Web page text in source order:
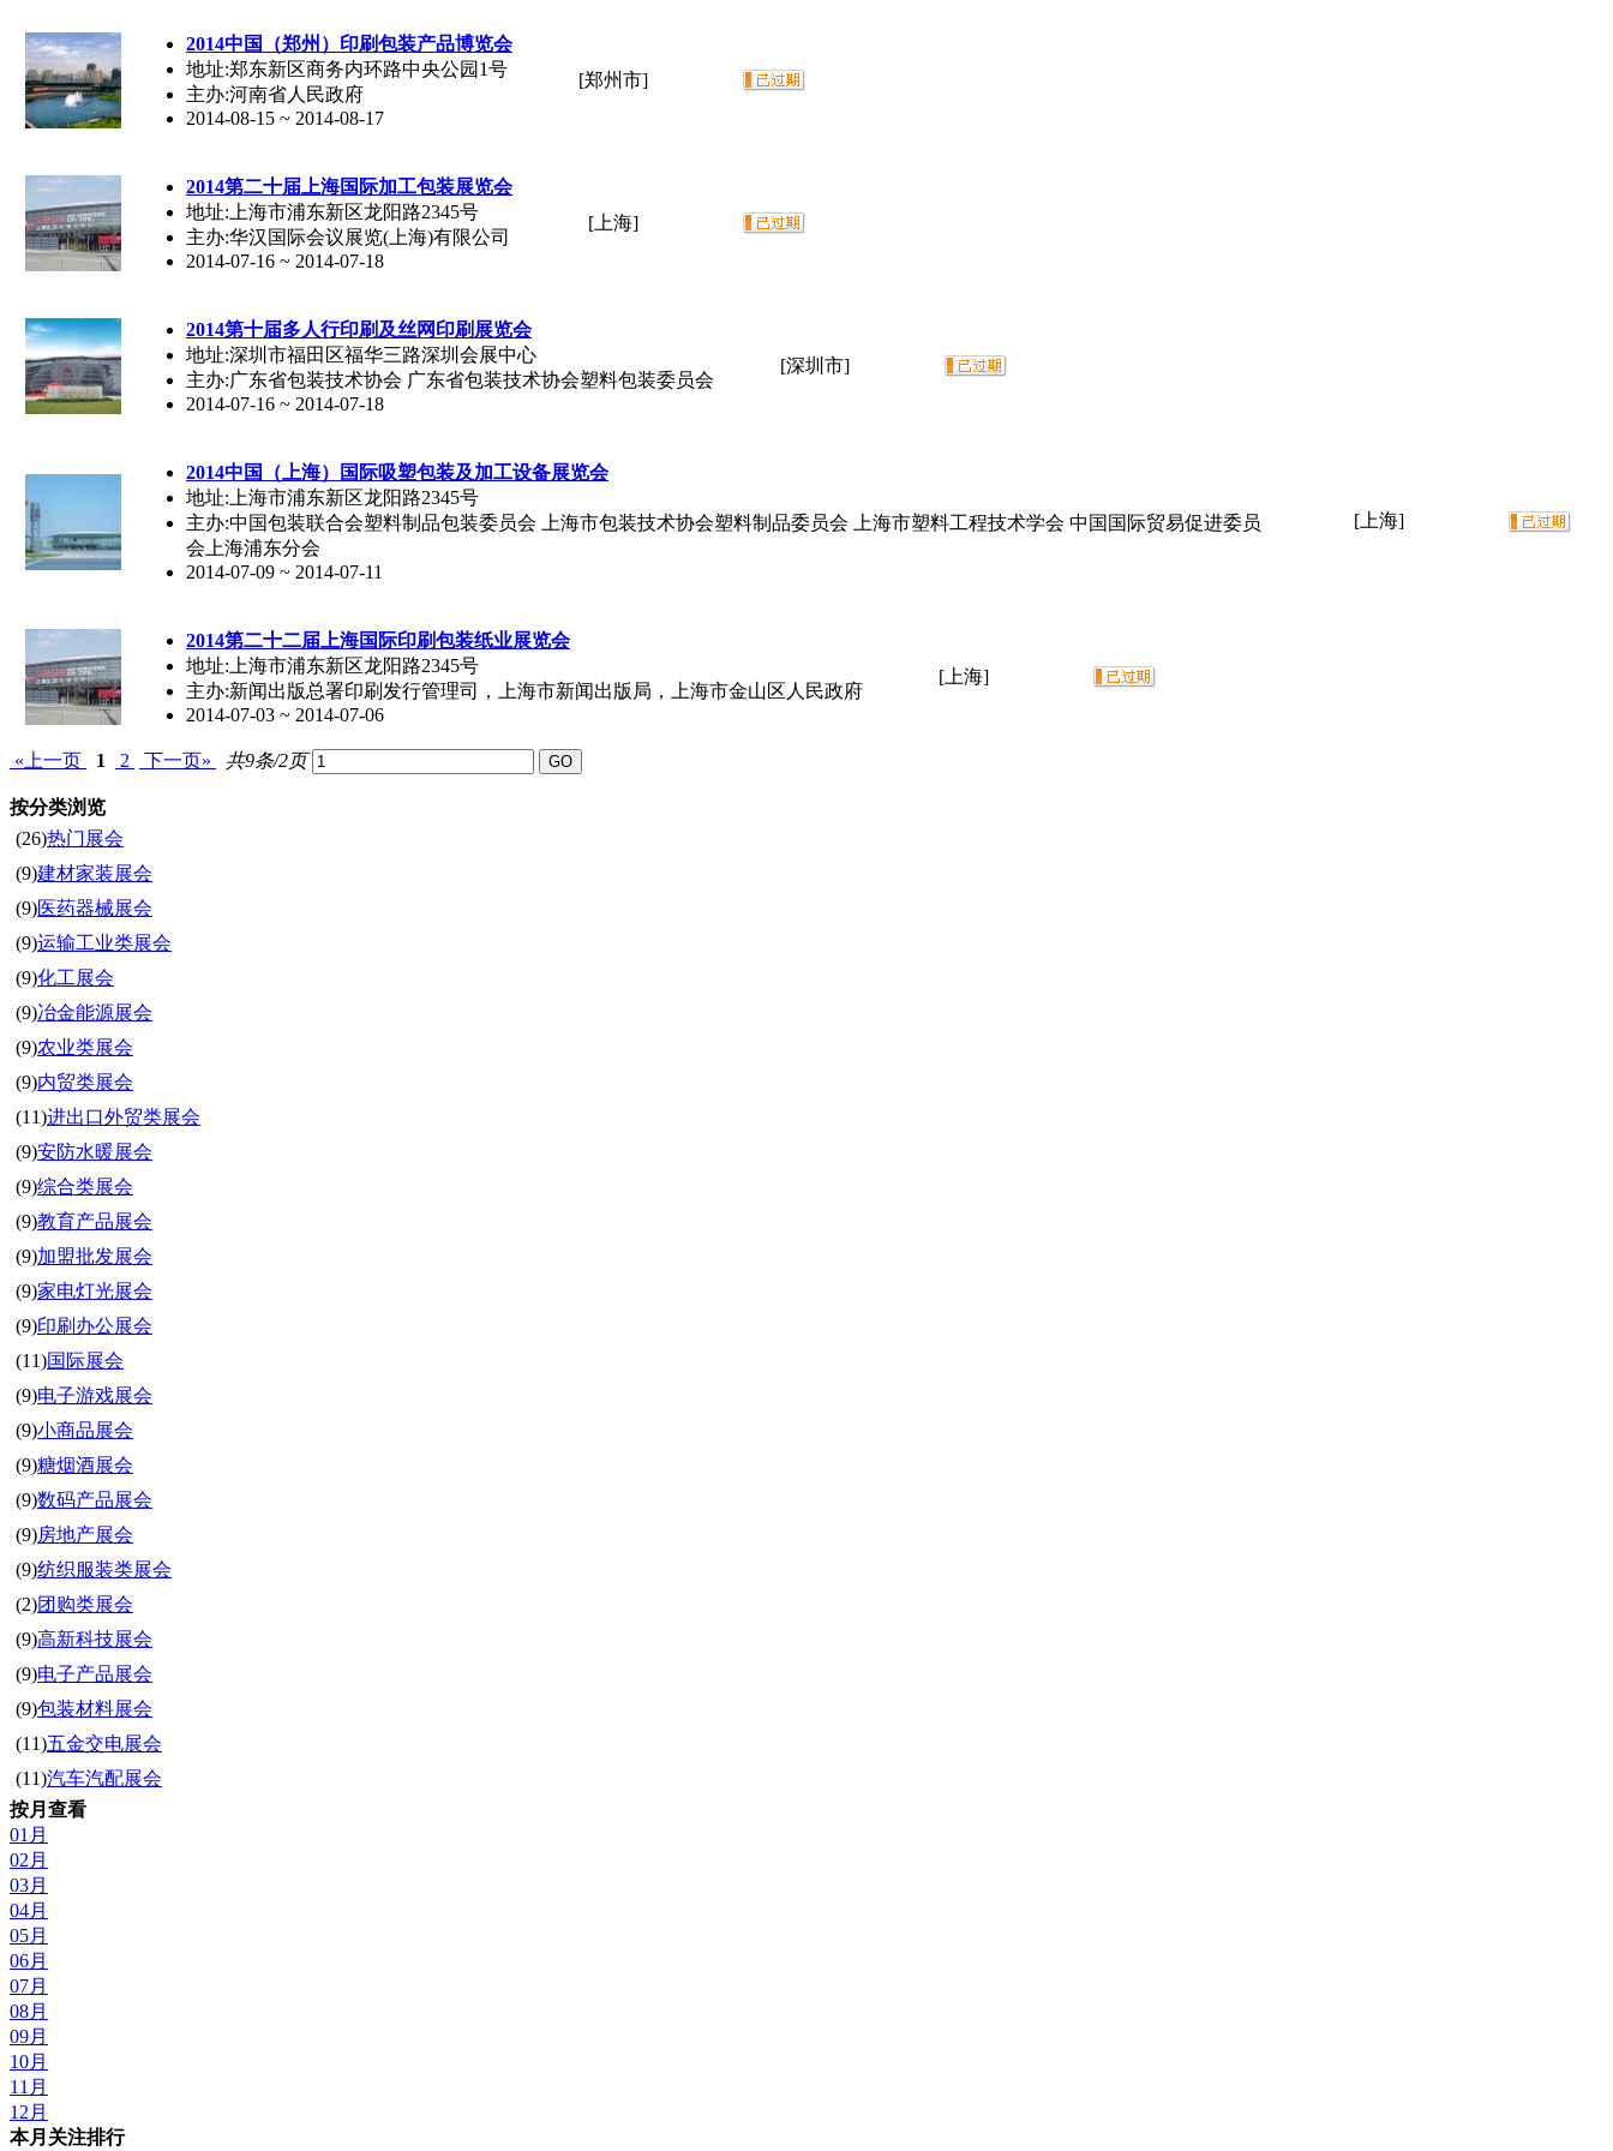
2014中国（郑州）印刷包装产品博览会
地址:郑东新区商务内环路中央公园1号
主办:河南省人民政府
2014-08-15 ~ 2014-08-17
[郑州市]
2014第二十届上海国际加工包装展览会
地址:上海市浦东新区龙阳路2345号
主办:华汉国际会议展览(上海)有限公司
2014-07-16 ~ 2014-07-18
[上海]
2014第十届多人行印刷及丝网印刷展览会
地址:深圳市福田区福华三路深圳会展中心
主办:广东省包装技术协会 广东省包装技术协会塑料包装委员会
2014-07-16 ~ 2014-07-18
[深圳市]
2014中国（上海）国际吸塑包装及加工设备展览会
地址:上海市浦东新区龙阳路2345号
主办:中国包装联合会塑料制品包装委员会 上海市包装技术协会塑料制品委员会 上海市塑料工程技术学会 中国国际贸易促进委员
会上海浦东分会
2014-07-09 ~ 2014-07-11
[上海]
2014第二十二届上海国际印刷包装纸业展览会
地址:上海市浦东新区龙阳路2345号
主办:新闻出版总署印刷发行管理司，上海市新闻出版局，上海市金山区人民政府
2014-07-03 ~ 2014-07-06
[上海]
«上一页 1 2 下一页» 共9条/2页
按分类浏览
(26)热门展会
(9)建材家装展会
(9)医药器械展会
(9)运输工业类展会
(9)化工展会
(9)冶金能源展会
(9)农业类展会
(9)内贸类展会
(11)进出口外贸类展会
(9)安防水暖展会
(9)综合类展会
(9)教育产品展会
(9)加盟批发展会
(9)家电灯光展会
(9)印刷办公展会
(11)国际展会
(9)电子游戏展会
(9)小商品展会
(9)糖烟酒展会
(9)数码产品展会
(9)房地产展会
(9)纺织服装类展会
(2)团购类展会
(9)高新科技展会
(9)电子产品展会
(9)包装材料展会
(11)五金交电展会
(11)汽车汽配展会
按月查看
01月
02月
03月
04月
05月
06月
07月
08月
09月
10月
11月
12月
本月关注排行